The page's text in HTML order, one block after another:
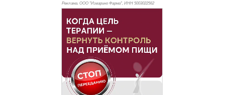
Реклама. ООО "Изварино Фарма", ИНН 5003022562